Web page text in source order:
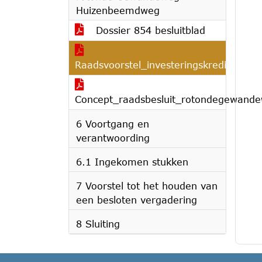
Huizenbeemdweg
Dossier 854 besluitblad
6 Voortgang en
verantwoording
6.1 Ingekomen stukken
7 Voorstel tot het houden van
een besloten vergadering
8 Sluiting